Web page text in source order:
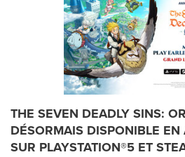
THE SEVEN DEADLY SINS:
DÉSORMAIS DISPONIBLE EN
SUR PLAYSTATION®5 ET